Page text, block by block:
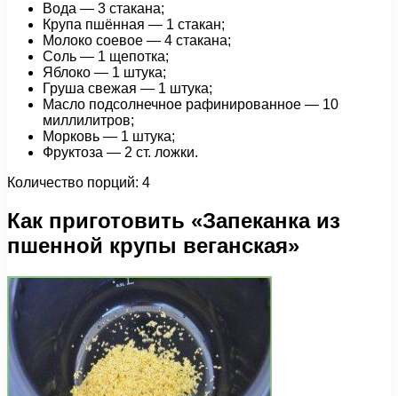
Вода — 3 стакана;
Крупа пшённая — 1 стакан;
Молоко соевое — 4 стакана;
Соль — 1 щепотка;
Яблоко — 1 штука;
Груша свежая — 1 штука;
Масло подсолнечное рафинированное — 10
миллилитров;
Морковь — 1 штука;
Фруктоза — 2 ст. ложки.
Количество порций: 4
Как приготовить «Запеканка из
пшенной крупы веганская»